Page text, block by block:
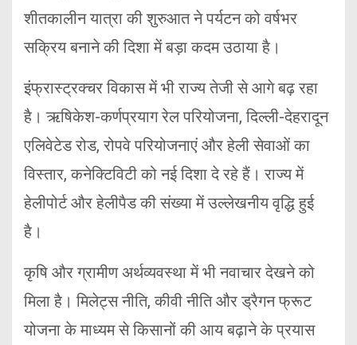
शीतकालीन यात्रा की शुरुआत ने पर्यटन को वर्षभर
सक्रिय बनाने की दिशा में बड़ा कदम उठाया है।
इंफ्रास्ट्रक्चर विकास में भी राज्य तेजी से आगे बढ़ रहा
है। ऋषिकेश-कर्णप्रयाग रेल परियोजना, दिल्ली-देहरादून
एलिवेटेड रोड, रोपवे परियोजनाएं और हेली सेवाओं का
विस्तार, कनेक्टिविटी को नई दिशा दे रहे हैं। राज्य में
हेलीपोर्ट और हेलीपैड की संख्या में उल्लेखनीय वृद्धि हुई
है।
कृषि और ग्रामीण अर्थव्यवस्था में भी नवाचार देखने को
मिला है। मिलेट्स नीति, कीवी नीति और ड्रैगन फ्रूट
योजना के माध्यम से किसानों की आय बढ़ाने के प्रयास